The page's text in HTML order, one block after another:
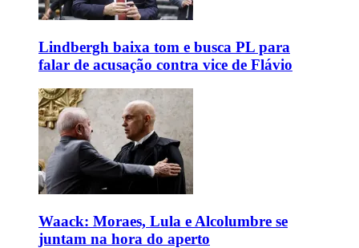
Lindbergh baixa tom e busca PL para
falar de acusação contra vice de Flávio
Waack: Moraes, Lula e Alcolumbre se
juntam na hora do aperto